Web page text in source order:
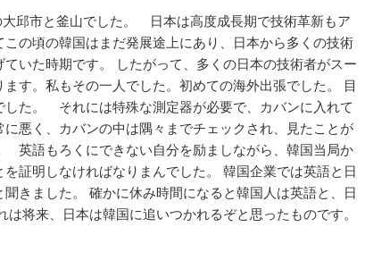
邱市と釜山でした。 日本は高度成長期で技術革新もア
の頃の韓国はまだ発展途上にあり、日本から多くの技術
いた時期です。 したがって、多くの日本の技術者がスー
す。私もその一人でした。初めての海外出張でした。 目
た。 それには特殊な測定器が必要で、カバンに入れて
悪く、カバンの中は隅々までチェックされ、見たことが
英語もろくにできない自分を励ましながら、韓国当局か
証明しなければなりまんでした。 韓国企業では英語と日
きました。 確かに休み時間になると韓国人は英語と、日
将来、日本は韓国に追いつかれるぞと思ったものです。